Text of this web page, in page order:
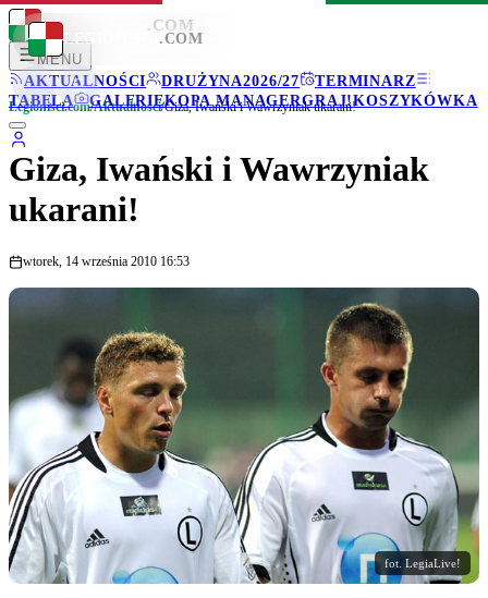
LEGIONISCI .COM
MENU
AKTUALNOŚCI
DRUŻYNA2026/27
TERMINARZ
TABELA
GALERIEKOPA MANAGERGRAJ!KOSZYKÓWKA
LEGIONISCI .COM
Legionisci.com/Aktualności/Giza, Iwański i Wawrzyniak ukarani!
Giza, Iwański i Wawrzyniak
ukarani!
wtorek, 14 września 2010 16:53
fot. LegiaLive!